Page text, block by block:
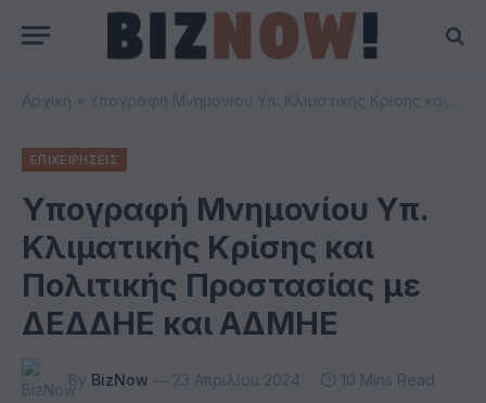
Αρχική
ΕΠΙΧΕΙΡΗΣΕΙΣ
Υπογραφή Μνημονίου Υπ.
Κλιματικής Κρίσης και
Πολιτικής Προστασίας με
ΔΕΔΔΗΕ και ΑΔΜΗΕ
By BizNow 23 Απριλίου 2024 10 Mins Read